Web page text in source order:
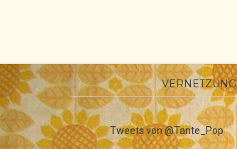
VERNETZUNG
Tweets von @Tante_Pop